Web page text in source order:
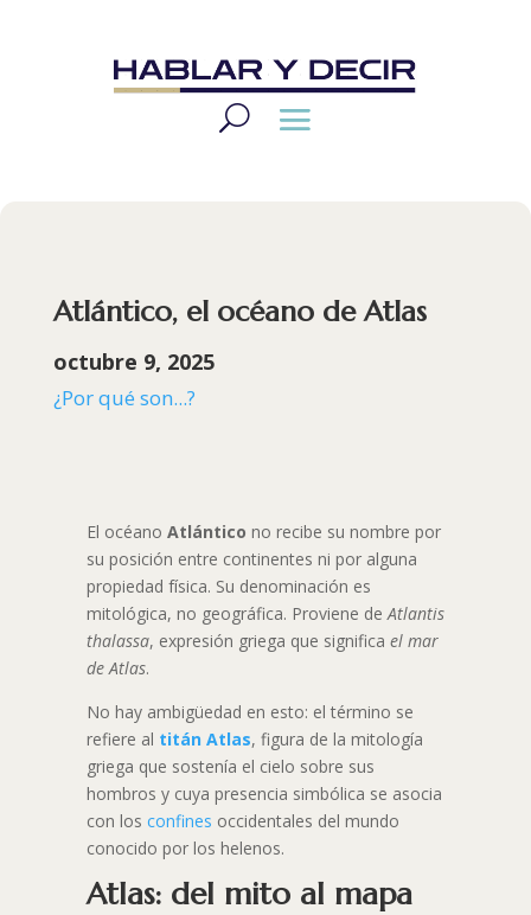
Atlántico, el océano de Atlas
octubre 9, 2025
¿Por qué son...?
El océano Atlántico no recibe su nombre por
su posición entre continentes ni por alguna
propiedad física. Su denominación es
mitológica, no geográfica. Proviene deAtlantis
thalassa, expresión griega que significa el mar
de Atlas.
No hay ambigüedad en esto: el término se
refiere al titán Atlas, figura de la mitología
griega que sostenía el cielo sobre sus
hombros y cuya presencia simbólica se asocia
con los confines occidentales del mundo
conocido por los helenos.
Atlas: del mito al mapa